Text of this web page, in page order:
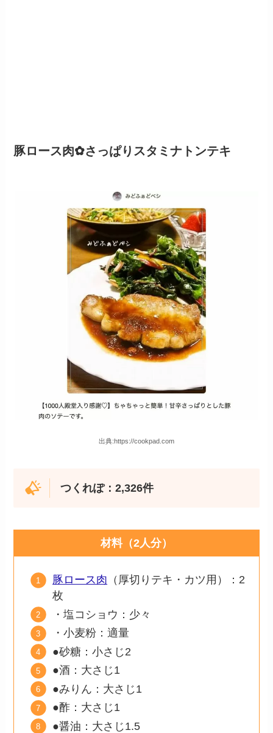
豚ロース肉✿さっぱりスタミナトンテキ
出典:https://cookpad.com
つくれぽ： 2,326件
材料（2人分）
豚ロース肉 （厚切りテキ・カツ用）：2
枚
・塩コショウ：少々
・小麦粉：適量
●砂糖：小さじ2
●酒：大さじ1
●みりん：大さじ1
●酢：大さじ1
●醤油：大さじ1.5